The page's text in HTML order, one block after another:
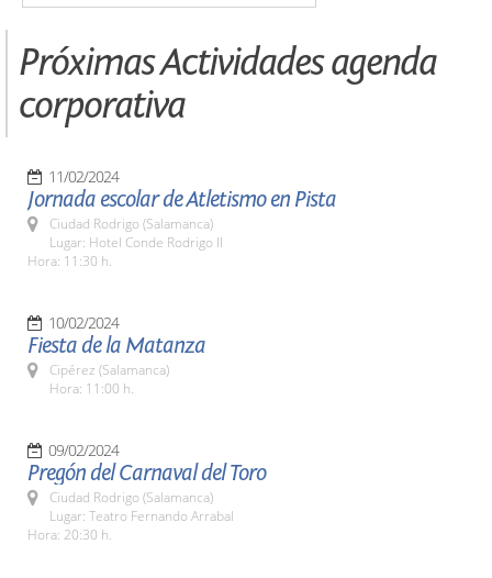
Próximas Actividades agenda
corporativa
11/02/2024
Jornada escolar de Atletismo en Pista
Ciudad Rodrigo (Salamanca)
Lugar: Hotel Conde Rodrigo II
Hora: 11:30 h.
10/02/2024
Fiesta de la Matanza
Cipérez (Salamanca)
Hora: 11:00 h.
09/02/2024
Pregón del Carnaval del Toro
Ciudad Rodrigo (Salamanca)
Lugar: Teatro Fernando Arrabal
Hora: 20:30 h.